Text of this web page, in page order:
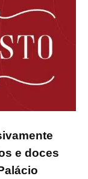
e doces